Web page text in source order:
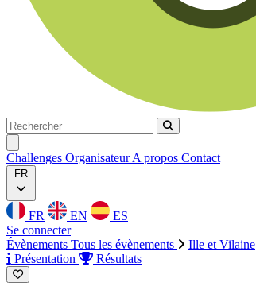
Rechercher
Rechercher
Challenges OrganisateurA propos Contact
FR
FR EN
ES
Se connecter
Évènements Tous les évènements Ille et Vilaine
Présentation
Résultats